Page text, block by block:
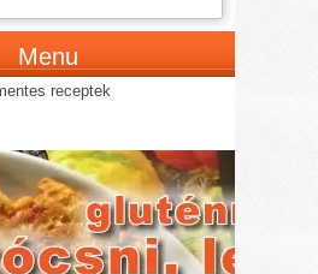
Menu
receptek